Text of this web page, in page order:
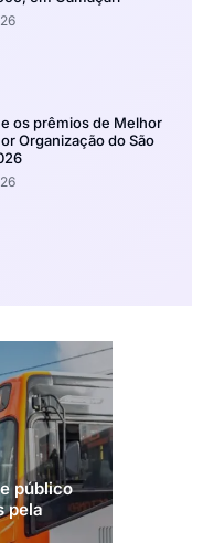
os prêmios de Melhor
Organização do São
público
pela